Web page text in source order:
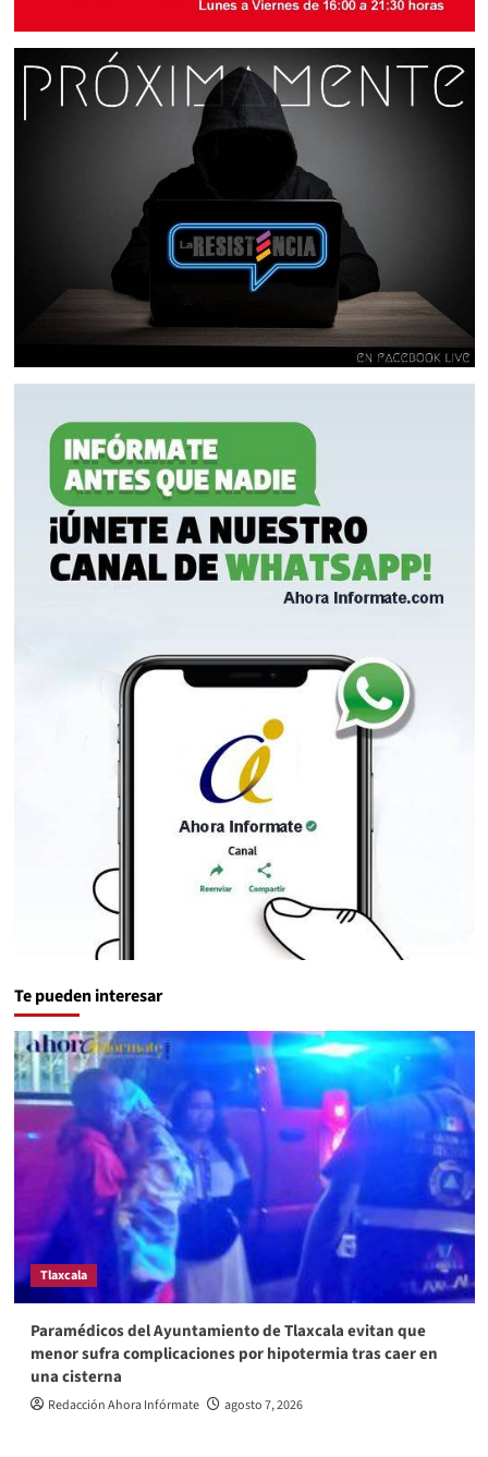
Te pueden interesar
Tlaxcala
Paramédicos del Ayuntamiento de Tlaxcala evitan que
menor sufra complicaciones por hipotermia tras caer en
una cisterna
Redacción Ahora Infórmate agosto 7, 2026